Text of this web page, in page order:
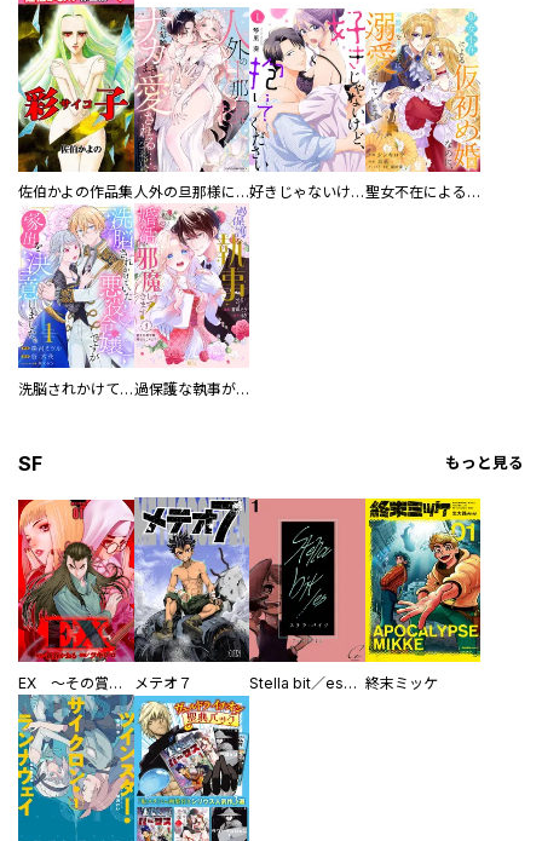
佐伯かよの作品集 人外の旦那様に娶られ毎晩ナカまで愛される…。アンソロジー 好きじゃないけど、抱いてください【電子単行本版／特典おまけ付き】 聖女不在による仮初め婚なのに、不器用な王太子に溺愛されています【電子単行本版／特典おまけ付き】
洗脳されかけていた悪役令嬢ですが家出を決意しました。【電子単行本版／特典おまけ付き】 過保護な執事が私の婚活を邪魔してきます！ 分冊版
SF もっと見る
EX ～その賞金稼ぎは、世界の出口を探す～【単行本版】 メテオ７ Stella bit／es【単話版】 終末ミッケ